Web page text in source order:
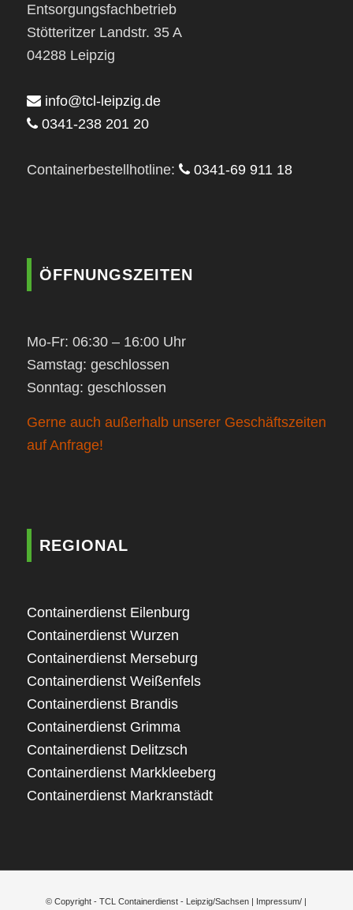
Entsorgungsfachbetrieb
Stötteritzer Landstr. 35 A
04288 Leipzig
info@tcl-leipzig.de
0341-238 201 20
Containerbestellhotline: 0341-69 911 18
ÖFFNUNGSZEITEN
Mo-Fr: 06:30 – 16:00 Uhr
Samstag: geschlossen
Sonntag: geschlossen
Gerne auch außerhalb unserer Geschäftszeiten
auf Anfrage!
REGIONAL
Containerdienst Eilenburg
Containerdienst Wurzen
Containerdienst Merseburg
Containerdienst Weißenfels
Containerdienst Brandis
Containerdienst Grimma
Containerdienst Delitzsch
Containerdienst Markkleeberg
Containerdienst Markranstädt
© Copyright - TCL Containerdienst - Leipzig/Sachsen | Impressum/ |